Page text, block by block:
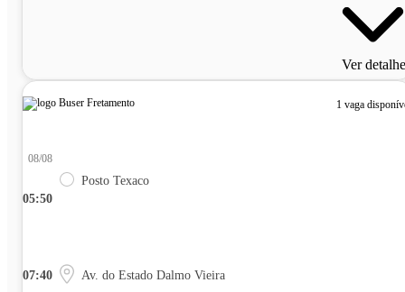
Ver
1 vaga
05:50
08/08
Posto Texaco
07:40 Av. do Estado Dalmo Vieira